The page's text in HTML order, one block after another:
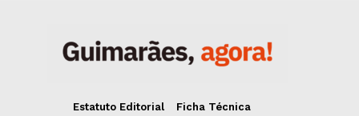
Estatuto Editorial
Ficha Técnica